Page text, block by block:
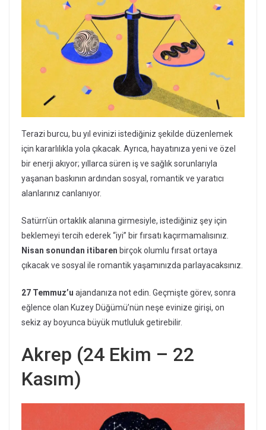
Terazi burcu, bu yıl evinizi istediğiniz şekilde düzenlemek
için kararlılıkla yola çıkacak. Ayrıca, hayatınıza yeni ve özel
bir enerji akıyor; yıllarca süren iş ve sağlık sorunlarıyla
yaşanan baskının ardından sosyal, romantik ve yaratıcı
alanlarınız canlanıyor.
Satürn’ün ortaklık alanına girmesiyle, istediğiniz şey için
beklemeyi tercih ederek “iyi” bir fırsatı kaçırmamalısınız.
Nisan sonundan itibaren birçok olumlu fırsat ortaya
çıkacak ve sosyal ile romantik yaşamınızda parlayacaksınız.
27 Temmuz’u ajandanıza not edin. Geçmişte görev, sonra
eğlence olan Kuzey Düğümü’nün neşe evinize girişi, on
sekiz ay boyunca büyük mutluluk getirebilir.
Akrep (24 Ekim – 22
Kasım)